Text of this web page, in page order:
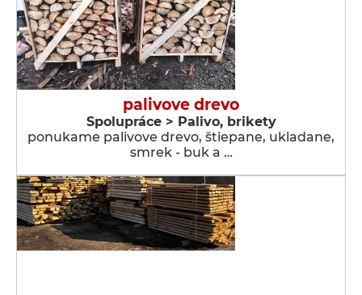
palivove drevo
Spolupráce > Palivo, brikety
ponukame palivove drevo, štiepane, ukladane,
smrek - buk a …